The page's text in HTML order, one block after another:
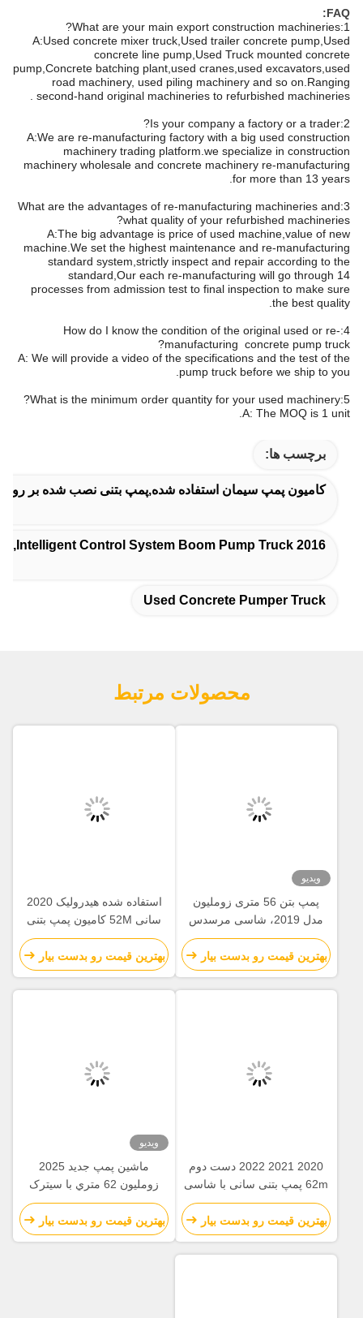
FAQ:
A:Used concrete mixer truck,Used trailer concrete pump,Used
concrete line pump,Used Truck mounted concrete
pump,Concrete batching plant,used cranes,used excavators,used
road machinery, used piling machinery and so on.Ranging
second-hand original machineries to refurbished machineries .
A:We are re-manufacturing factory with a big used construction
machinery trading platform.we specialize in construction
machinery wholesale and concrete machinery re-manufacturing
for more than 13 years.
3:What are the advantages of re-manufacturing machineries and
what quality of your refurbished machineries?
A:The big advantage is price of used machine,value of new
machine.We set the highest maintenance and re-manufacturing
standard system,strictly inspect and repair according to the
standard,Our each re-manufacturing will go through 14
processes from admission test to final inspection to make sure
the best quality.
4:How do I know the condition of the original used or re-
manufacturing concrete pump truck?
A: We will provide a video of the specifications and the test of the
pump truck before we ship to you.
5:What is the minimum order quantity for your used machinery?
A: The MOQ is 1 unit.
برچسب ها:
کامیون پمپ سیمان استفاده شده,پمپ بتنی نصب شده بر روی
2016 Concrete Pump Truck,High-Pressure Pumping System Truck Mounted Concrete Pump,Intelligent Control System Boom Pump Truck
Used Concrete Pumper Truck
محصولات مرتبط
ویدیو
پمپ بتن 56 متری زوملیون
مدل 2019، شاسی مرسدس
بنز، با عملکرد هوشمند و کارآمد
بهترین قیمت رو بدست بیار
استفاده شده هیدرولیک 2020
سانی 52M کامیون پمپ بتنی
SY5418THB تجهیزات
ساختمانی
بهترین قیمت رو بدست بیار
2020 2021 2022 دست دوم
62m پمپ بتنی سانی با شاسی
بتنی
بهترین قیمت رو بدست بیار
ویدیو
ماشين پمپ جديد 2025
زومليون 62 متري با سيترک
ZLJ5461THBKF
بهترین قیمت رو بدست بیار